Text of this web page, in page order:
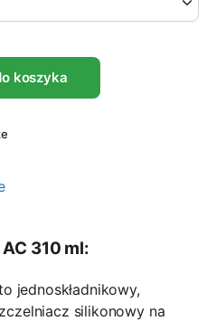
koszyka
310 ml:
jednoskładnikowy,
silikonowy na